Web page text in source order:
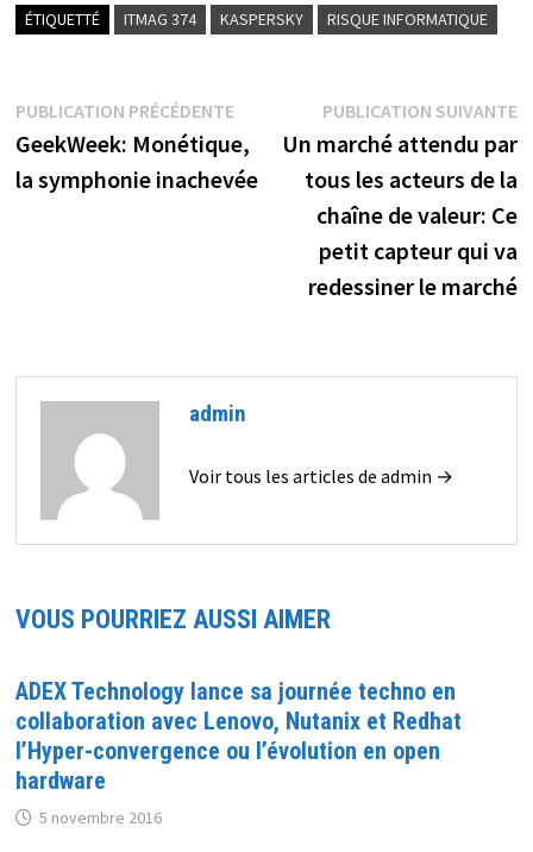
ÉTIQUETTÉ ITMAG 374 KASPERSKY RISQUE INFORMATIQUE
Navigation
de
l’article
PUBLICATION PRÉCÉDENTEPublication
précédente :
GeekWeek: Monétique,
la symphonie inachevée
PUBLICATION SUIVANTE
Un marché attendu par
tous les acteurs de la
chaîne de valeur: Ce
petit capteur qui va
redessiner le marché
admin
Voir tous les articles de admin →
VOUS POURRIEZ AUSSI AIMER
ADEX Technology lance sa journée techno en
collaboration avec Lenovo, Nutanix et Redhat
l’Hyper-convergence ou l’évolution en open
hardware
5 novembre 2016